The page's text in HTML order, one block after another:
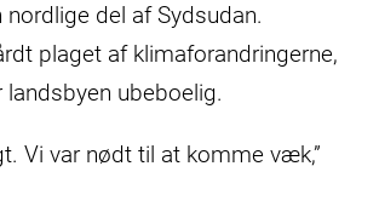
del af Sydsudan.
plaget af klimaforandringerne,
ubeboelig.
Vi var nødt til at komme væk,”